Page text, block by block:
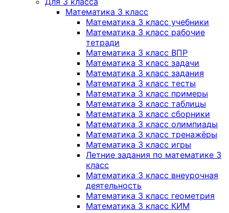
Математика 3 класс
Математика 3 класс учебники
Математика 3 класс рабочие
тетради
Математика 3 класс ВПР
Математика 3 класс задачи
Математика 3 класс задания
Математика 3 класс тесты
Математика 3 класс примеры
Математика 3 класс таблицы
Математика 3 класс сборники
Математика 3 класс олимпиады
Математика 3 класс тренажёры
Математика 3 класс игры
Летние задания по математике 3
класс
Математика 3 класс внеурочная
деятельность
Математика 3 класс геометрия
Математика 3 класс КИМ